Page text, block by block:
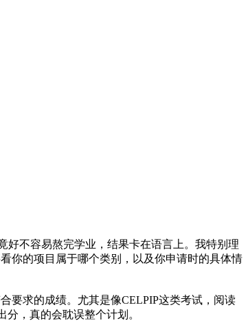
好不容易熬完学业，结果卡在语言上。我特别理
你的项目属于哪个类别，以及你申请时的具体情
要求的成绩。尤其是像CELPIP这类考试，阅读
，真的会耽误整个计划。